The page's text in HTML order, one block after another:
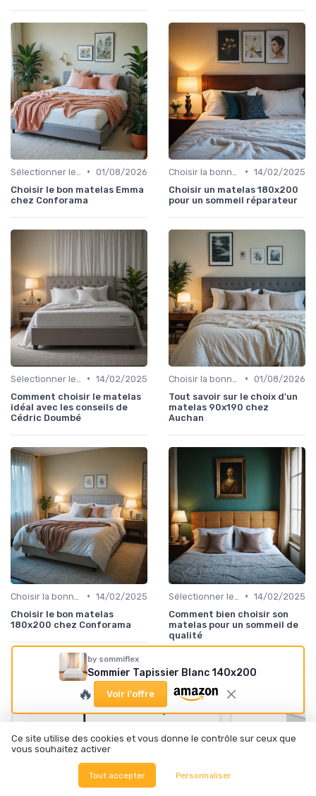
• 01/08/2026
Choisir le bon matelas Emma
chez Conforama
• 14/02/2025
Choisir un matelas 180x200
pour un sommeil réparateur
• 14/02/2025
Comment choisir le matelas
idéal avec les conseils de
Cédric Doumbé
• 01/08/2026
Tout savoir sur le choix d'un
matelas 90x190 chez
Auchan
• 14/02/2025
Choisir le bon matelas
180x200 chez Conforama
• 14/02/2025
Comment bien choisir son
matelas pour un sommeil de
qualité
⭐ TRÈS BIEN NOTÉ 🔥 POPULAIRE
AMAZON BASICS
Lit surélevé pour animaux - S taille,
by sommiflex
Sommier Tapissier Blanc 140x200
🔥 Voir l'offre
Ce site utilise des cookies et vous donne le contrôle sur ceux que
vous souhaitez activer
Tout accepter Personnaliser